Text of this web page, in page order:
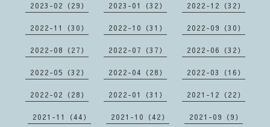
2023-02（29） 2023-01（32） 2022-12（32）
2022-11（30） 2022-10（31） 2022-09（30）
2022-08（27） 2022-07（37） 2022-06（32）
2022-05（32） 2022-04（28） 2022-03（16）
2022-02（28） 2022-01（31） 2021-12（22）
2021-11（44） 2021-10（42） 2021-09（9）